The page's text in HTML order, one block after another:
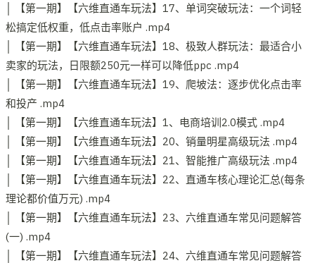
│ 【第一期】【六维直通车玩法】17、单词突破玩法：一个词轻
松搞定低权重，低点击率账户 .mp4
│ 【第一期】【六维直通车玩法】18、极致人群玩法：最适合小
卖家的玩法，日限额250元一样可以降低ppc .mp4
│ 【第一期】【六维直通车玩法】19、爬坡法：逐步优化点击率
和投产 .mp4
│ 【第一期】【六维直通车玩法】1、电商培训2.0模式 .mp4
│ 【第一期】【六维直通车玩法】20、销量明星高级玩法 .mp4
│ 【第一期】【六维直通车玩法】21、智能推广高级玩法 .mp4
│ 【第一期】【六维直通车玩法】22、直通车核心理论汇总(每条
理论都价值万元) .mp4
│ 【第一期】【六维直通车玩法】23、六维直通车常见问题解答
(一) .mp4
│ 【第一期】【六维直通车玩法】24、六维直通车常见问题解答